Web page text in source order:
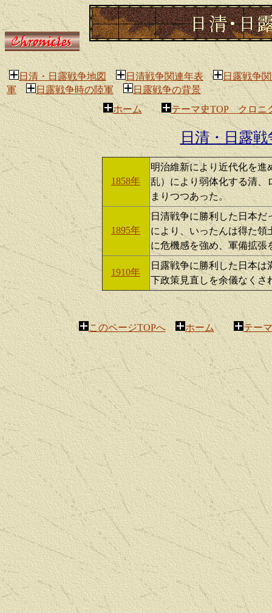
日清・日露戦争地図 日清戦争関連年表
日露戦争
軍
日露戦争時の陸軍
日露戦争の背景
ホーム
テーマ史TOP クロニ
日清・日露
1858年
明治維新により近代化を進
乱）により弱体化する清、
まりつつあった。
1895年
日清戦争に勝利した日本だ
により、いったんは得た領
に危機感を強め、軍備拡張
1910年
日露戦争に勝利した日本は
下政策見直しを余儀なくさ
このページTOPへ ホーム テー